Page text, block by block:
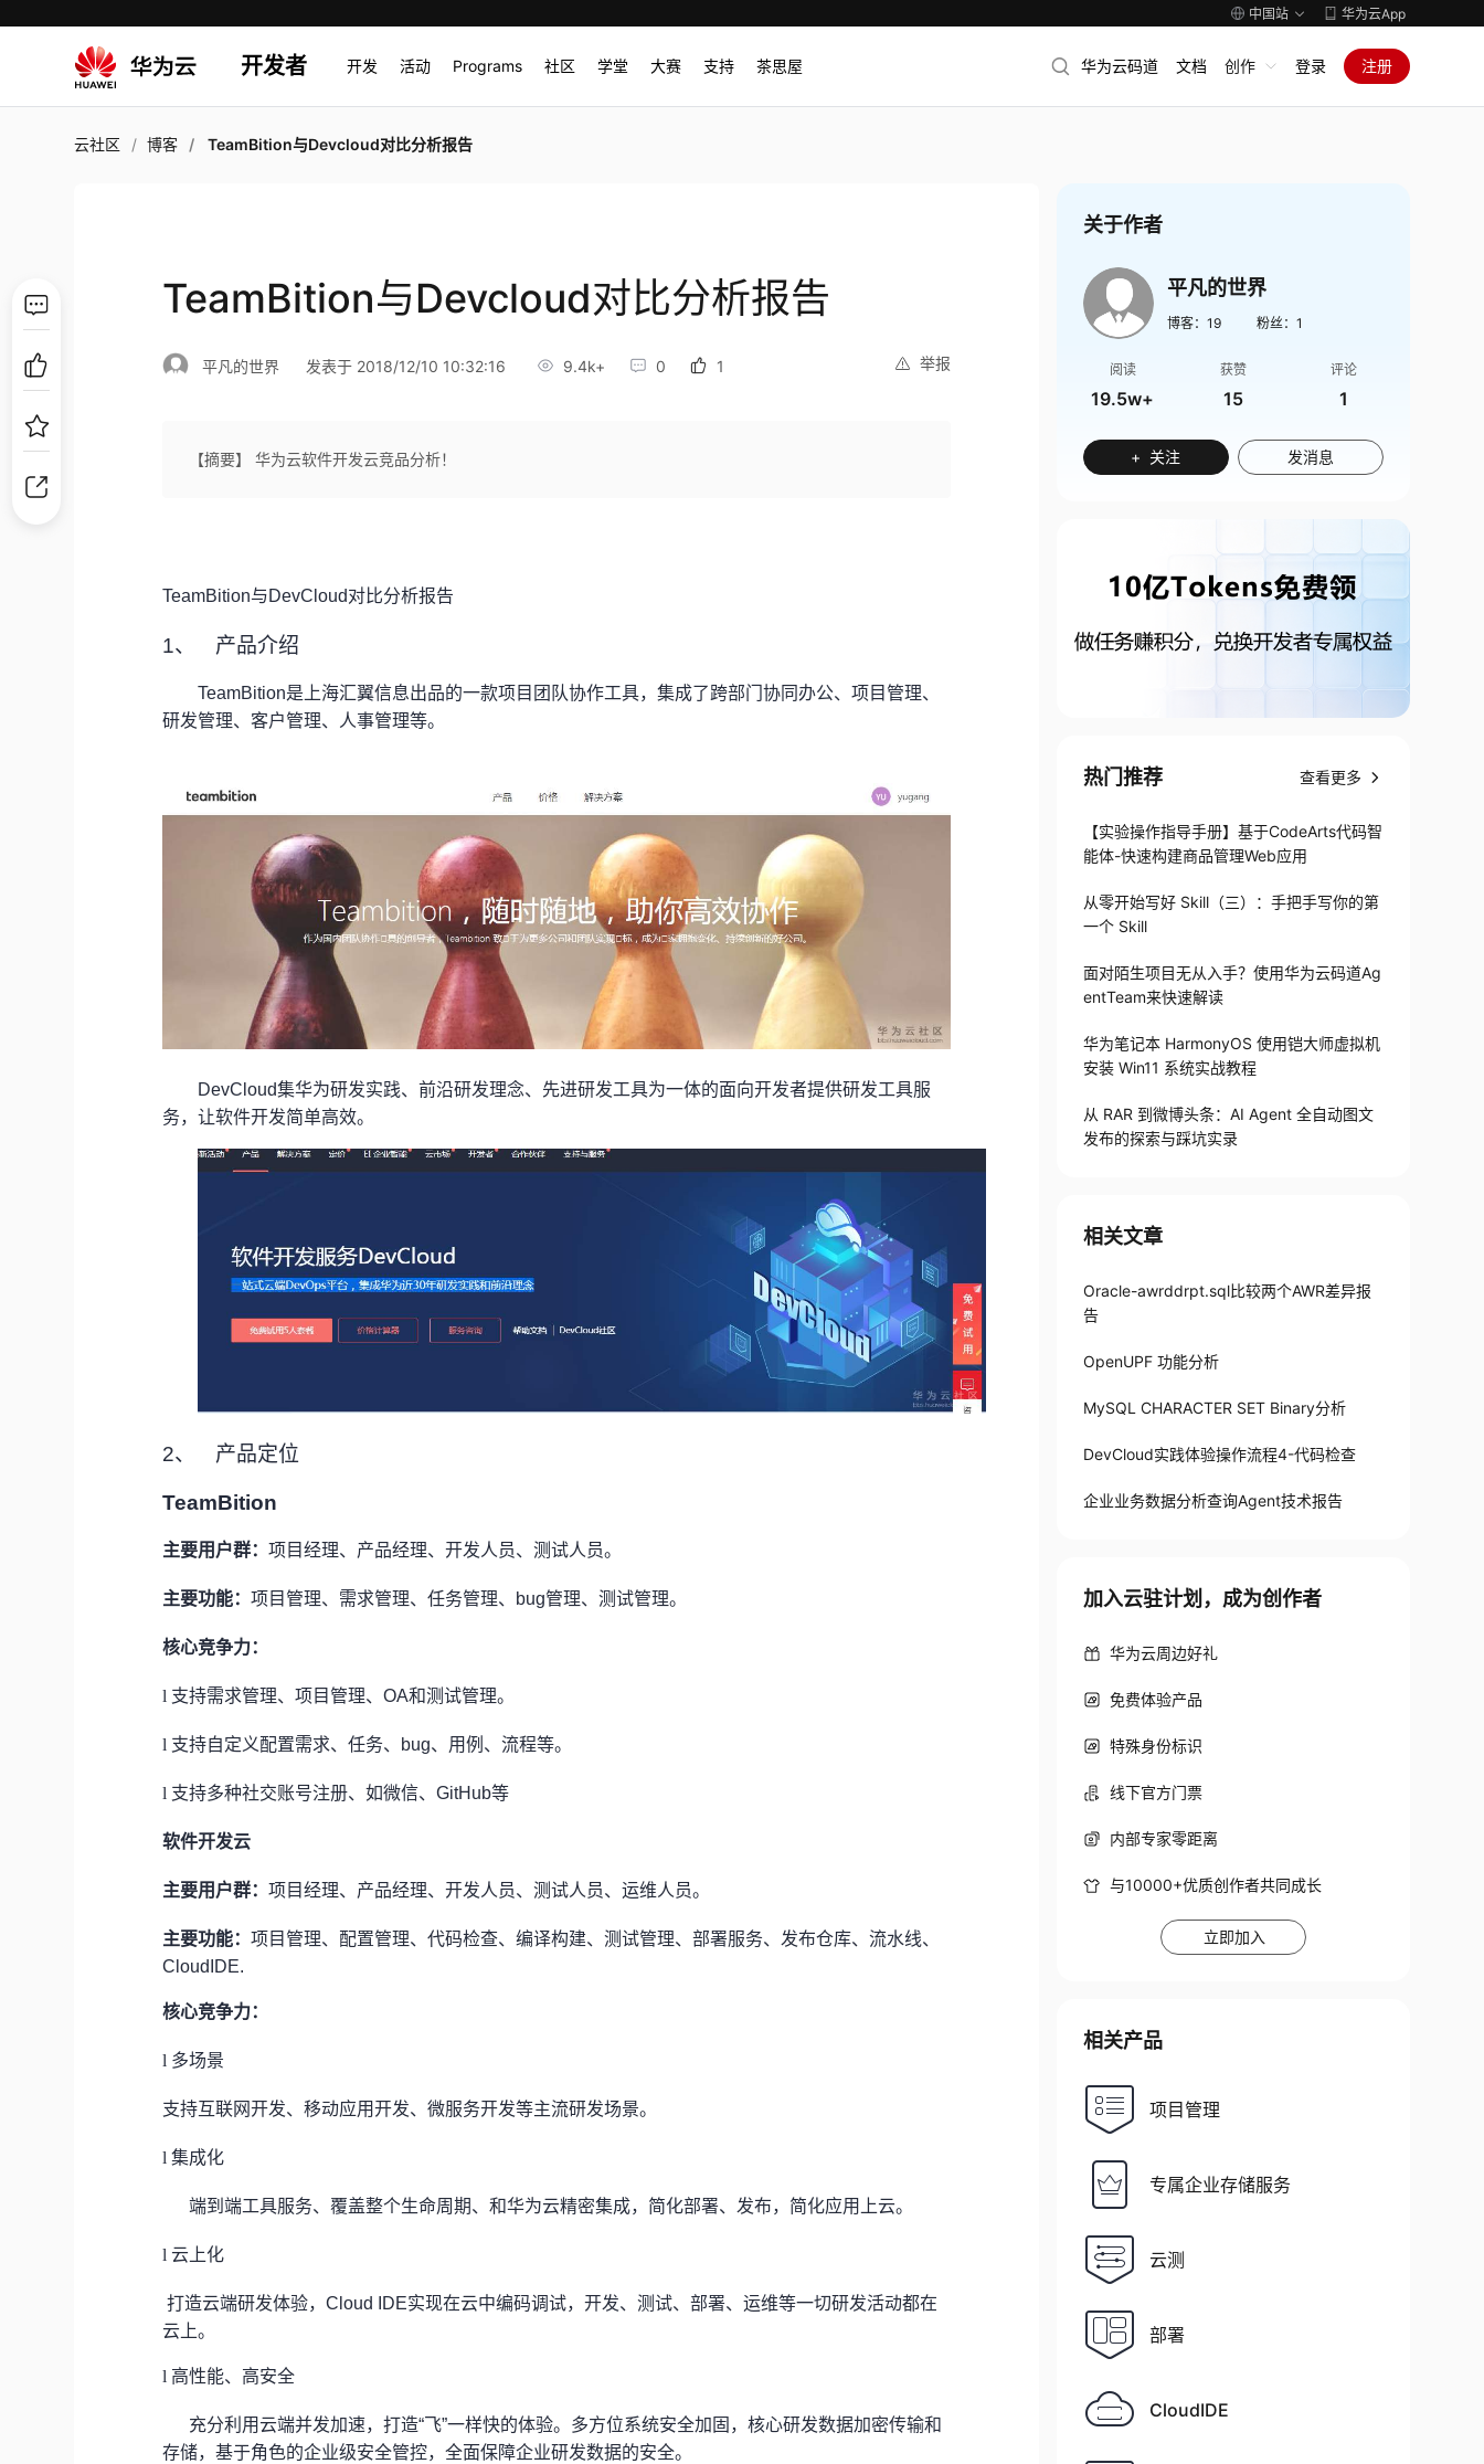
中国站 华为云App
开发者 开发 活动 Programs 社区 学堂 大赛 支持 茶思屋 华为云码道 文档 创作 登录 注册
云社区 博客 TeamBition与Devcloud对比分析报告
TeamBition与Devcloud对比分析报告
举报
平凡的世界 发表于 2018/12/10 10:32:16 9.4k+ 0 1
【摘要】 华为云软件开发云竞品分析！
TeamBition与DevCloud对比分析报告
1、 产品介绍
TeamBition是上海汇翼信息出品的一款项目团队协作工具，集成了跨部门协同办公、项目管理、
研发管理、客户管理、人事管理等。
DevCloud集华为研发实践、前沿研发理念、先进研发工具为一体的面向开发者提供研发工具服
务，让软件开发简单高效。
2、 产品定位
TeamBition
主要用户群：项目经理、产品经理、开发人员、测试人员。
主要功能：项目管理、需求管理、任务管理、bug管理、测试管理。
核心竞争力：
l 支持需求管理、项目管理、OA和测试管理。
l 支持自定义配置需求、任务、bug、用例、流程等。
l 支持多种社交账号注册、如微信、GitHub等
软件开发云
主要用户群：项目经理、产品经理、开发人员、测试人员、运维人员。
主要功能：项目管理、配置管理、代码检查、编译构建、测试管理、部署服务、发布仓库、流水线、
CloudIDE.
核心竞争力：
l 多场景
支持互联网开发、移动应用开发、微服务开发等主流研发场景。
l 集成化
端到端工具服务、覆盖整个生命周期、和华为云精密集成，简化部署、发布，简化应用上云。
l 云上化
打造云端研发体验，Cloud IDE实现在云中编码调试，开发、测试、部署、运维等一切研发活动都在
云上。
l 高性能、高安全
充分利用云端并发加速，打造“飞”一样快的体验。多方位系统安全加固，核心研发数据加密传输和
存储，基于角色的企业级安全管控，全面保障企业研发数据的安全。
关于作者
平凡的世界
博客： 19 粉丝： 1
阅读
19.5w+
获赞
15
评论
1
+ 关注 发消息
热门推荐 查看更多
【实验操作指导手册】基于CodeArts代码智
能体-快速构建商品管理Web应用
从零开始写好 Skill（三）：手把手写你的第
一个 Skill
面对陌生项目无从入手？使用华为云码道Ag
entTeam来快速解读
华为笔记本 HarmonyOS 使用铠大师虚拟机
安装 Win11 系统实战教程
从 RAR 到微博头条：AI Agent 全自动图文
发布的探索与踩坑实录
相关文章
Oracle-awrddrpt.sql比较两个AWR差异报
告
OpenUPF 功能分析
MySQL CHARACTER SET Binary分析
DevCloud实践体验操作流程4-代码检查
企业业务数据分析查询Agent技术报告
加入云驻计划，成为创作者
华为云周边好礼
免费体验产品
特殊身份标识
线下官方门票
内部专家零距离
与10000+优质创作者共同成长
立即加入
相关产品
项目管理
专属企业存储服务
云测
部署
CloudIDE